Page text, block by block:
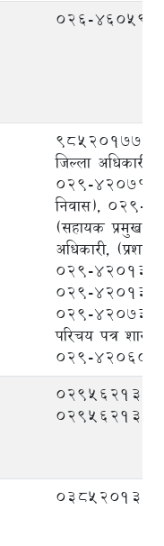
026-460599
९८५२०१७७७७
जिल्ला अधिकारी),
०२९-४२०७१५
निवास), ०२९-
(सहायक प्रमुख
अधिकारी, (प्रशासन
०२९-
०२९-४२०१३३/
०२९-४२०७३०
परिचय पत्र शाखा
०२९-४२०६०१)
029562133,
029562134
038520132